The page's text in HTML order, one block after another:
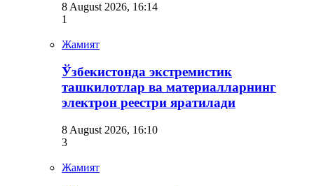
8 August 2026, 16:14
1
Жамият
Ўзбекистонда экстремистик
ташкилотлар ва материалларнинг
электрон реестри яратилади
8 August 2026, 16:10
3
Жамият